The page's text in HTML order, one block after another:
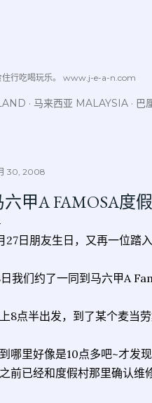
住行吃喝玩乐。 www.j-e-a-n.com
马来西亚 MALAYSIA 巴
30, 2008
甲A FAMOSA度假
27日朋友生日，又再一位踏入
我们约了一同到马六甲A
8点半出发，到了某个麦当
哪里好像是10点多吧~才发
前已经和度假村那里确认维